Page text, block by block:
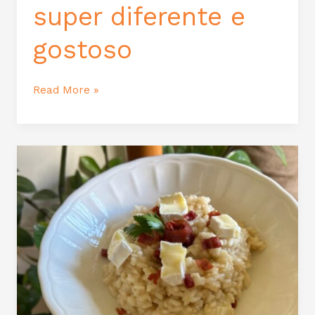
super diferente e
gostoso
Read More »
Risoto
queijo
brie
com
parma